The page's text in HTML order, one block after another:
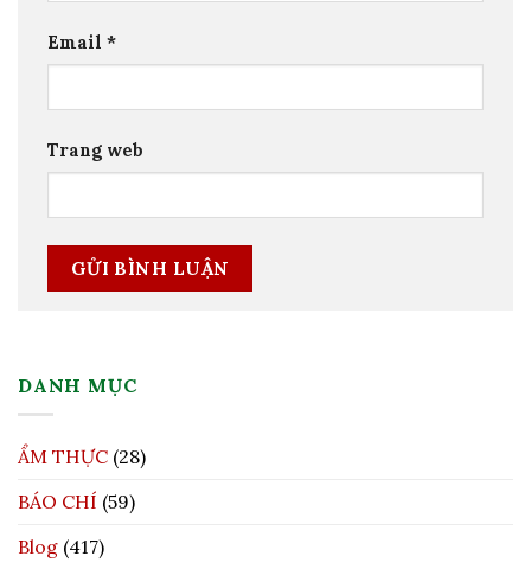
Email *
Trang web
DANH MỤC
ẨM THỰC (28)
BÁO CHÍ (59)
Blog (417)